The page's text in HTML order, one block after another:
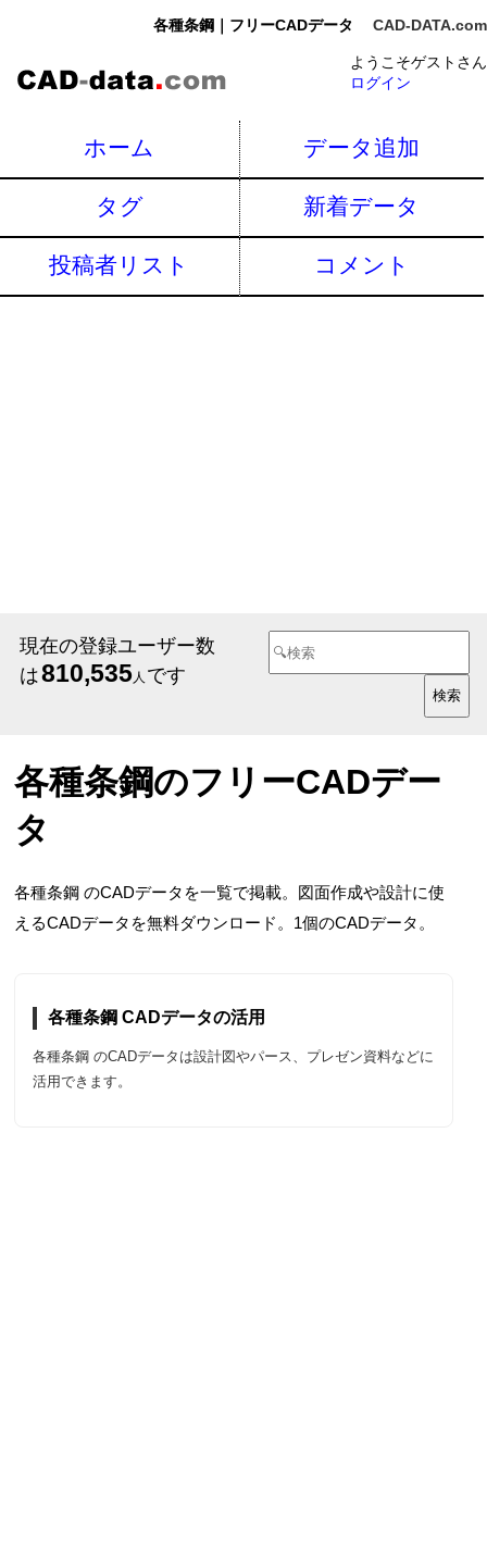
各種条鋼｜フリーCADデータ CAD-DATA.com
ようこそゲストさん
ログイン
ホーム データ追加
タグ 新着データ
投稿者リスト コメント
現在の登録ユーザー数
は810,535人 です
各種条鋼のフリーCADデー
タ
各種条鋼 のCADデータを一覧で掲載。図面作成や設計に使
えるCADデータを無料ダウンロード。1個のCADデータ。
各種条鋼 CADデータの活用
各種条鋼 のCADデータは設計図やパース、プレゼン資料などに
活用できます。